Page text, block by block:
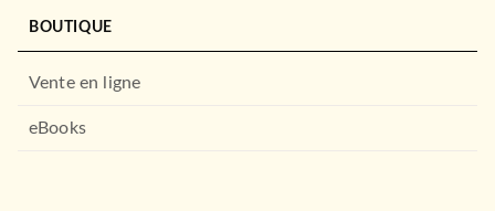
BOUTIQUE
Vente en ligne
eBooks